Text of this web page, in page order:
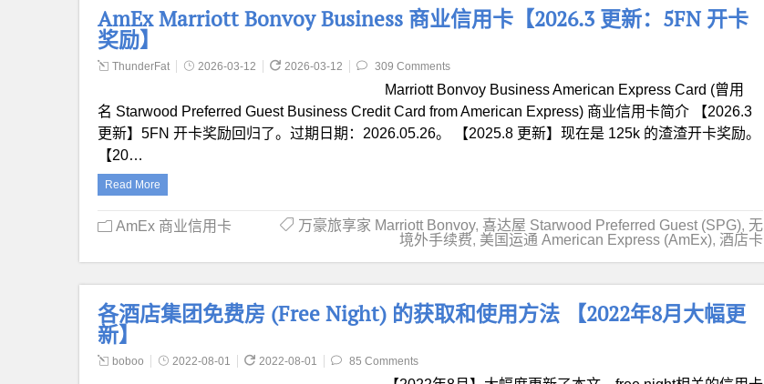
AmEx Marriott Bonvoy Business 商业信用卡【2026.3 更新：5FN 开卡
奖励】
ThunderFat 2026-03-12 2026-03-12 309 Comments
Marriott Bonvoy Business American Express Card (曾用
名 Starwood Preferred Guest Business Credit Card from American Express) 商业信用卡简介 【2026.3
更新】5FN 开卡奖励回归了。过期日期：2026.05.26。 【2025.8 更新】现在是 125k 的渣渣开卡奖励。
【20…
Read More
AmEx 商业信用卡 万豪旅享家 Marriott Bonvoy, 喜达屋 Starwood Preferred Guest (SPG), 无
境外手续费, 美国运通 American Express (AmEx), 酒店卡
各酒店集团免费房 (Free Night) 的获取和使用方法 【2022年8月大幅更
新】
boboo 2022-08-01 2022-08-01 85 Comments